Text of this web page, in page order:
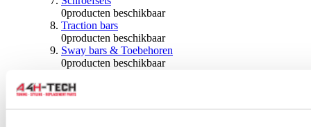
0producten beschikbaar
Traction bars
0producten beschikbaar
Sway bars & Toebehoren
0producten beschikbaar
0producten beschikbaar
Wiellagers & Naven
0producten beschikbaar